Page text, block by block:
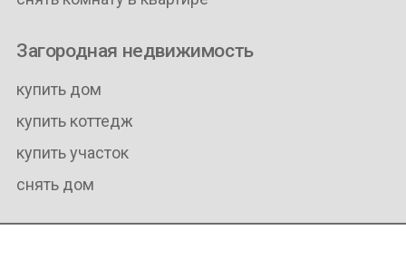
Загородная недвижимость
купить дом
купить коттедж
купить участок
снять дом